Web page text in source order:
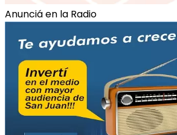
Anunciá en la Radio